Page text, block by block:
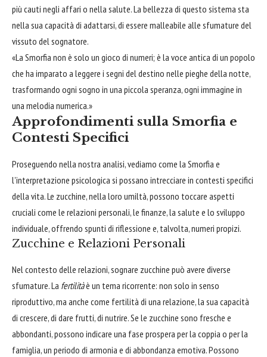
più cauti negli affari o nella salute. La bellezza di questo sistema sta
nella sua capacità di adattarsi, di essere malleabile alle sfumature del
vissuto del sognatore.
«La Smorfia non è solo un gioco di numeri; è la voce antica di un popolo
che ha imparato a leggere i segni del destino nelle pieghe della notte,
trasformando ogni sogno in una piccola speranza, ogni immagine in
una melodia numerica.»
Approfondimenti sulla Smorfia e
Contesti Specifici
Proseguendo nella nostra analisi, vediamo come la Smorfia e
l'interpretazione psicologica si possano intrecciare in contesti specifici
della vita. Le zucchine, nella loro umiltà, possono toccare aspetti
cruciali come le relazioni personali, le finanze, la salute e lo sviluppo
individuale, offrendo spunti di riflessione e, talvolta, numeri propizi.
Zucchine e Relazioni Personali
Nel contesto delle relazioni, sognare zucchine può avere diverse
sfumature. La fertilitàè un tema ricorrente: non solo in senso
riproduttivo, ma anche come fertilità di una relazione, la sua capacità
di crescere, di dare frutti, di nutrire. Se le zucchine sono fresche e
abbondanti, possono indicare una fase prospera per la coppia o per la
famiglia, un periodo di armonia e di abbondanza emotiva. Possono